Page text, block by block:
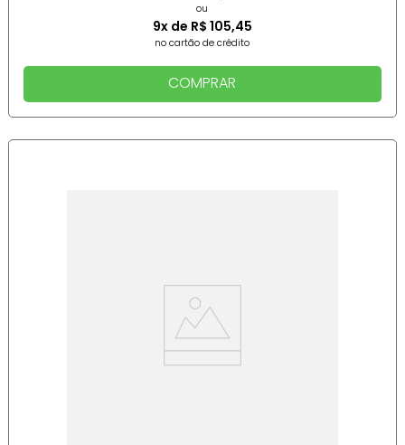
ou
9x de R$ 105,45
no cartão de crédito
COMPRAR